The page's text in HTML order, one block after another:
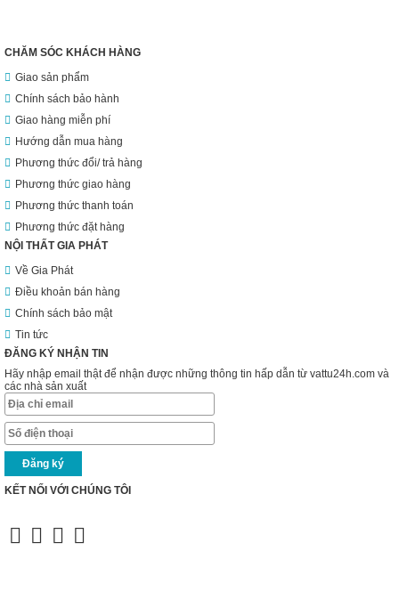
CHĂM SÓC KHÁCH HÀNG
Giao sản phẩm
Chính sách bảo hành
Giao hàng miễn phí
Hướng dẫn mua hàng
Phương thức đổi/ trả hàng
Phương thức giao hàng
Phương thức thanh toán
Phương thức đặt hàng
NỘI THẤT GIA PHÁT
Về Gia Phát
Điều khoản bán hàng
Chính sách bảo mật
Tin tức
ĐĂNG KÝ NHẬN TIN
Hãy nhập email thật để nhận được những thông tin hấp dẫn từ vattu24h.com và
các nhà sản xuất
KẾT NỐI VỚI CHÚNG TÔI